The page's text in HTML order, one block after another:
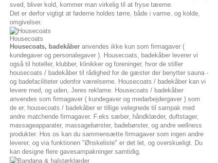
sved, bliver kold, kommer man virkelig til at fryse tæerne.
Det er derfor vigtigt at føderne holdes tørre, både i varme, og kolde,
omgivelser.
Housecoats
Housecoats, badekåber anvendes ikke kun som firmagaver (
kundegaver og personalegaver ). Housecoats, badekåber leverer vi
også til hoteller, klubber, klinikker og foreninger, hvor de stiller
housecoats / badekåber til rådighed for de gæster der benytter sauna -
og badefaciliteter udenfor værelserne. Housecoats / badekåber kan vi
levere med, og uden, Jeres reklame. Housecoats / badekåber
anvendes som firmagaver ( kundegaver og medarbejdergaver ) som
de er, housecoats / badekåber er tillige velegnede til sampak med
andre matchende firmagaver. F.eks sæber, håndklæder, duftstager,
massageapparater, massagebørster, badebørster, og andre wellness
produkter. Hos os kan du sammensætte firmagaver som ingen andre
leverer, og via funktionen "Ønskeliste" er det let, og overskueligt. Du
kan designe flere gavesampakninger samtidig,